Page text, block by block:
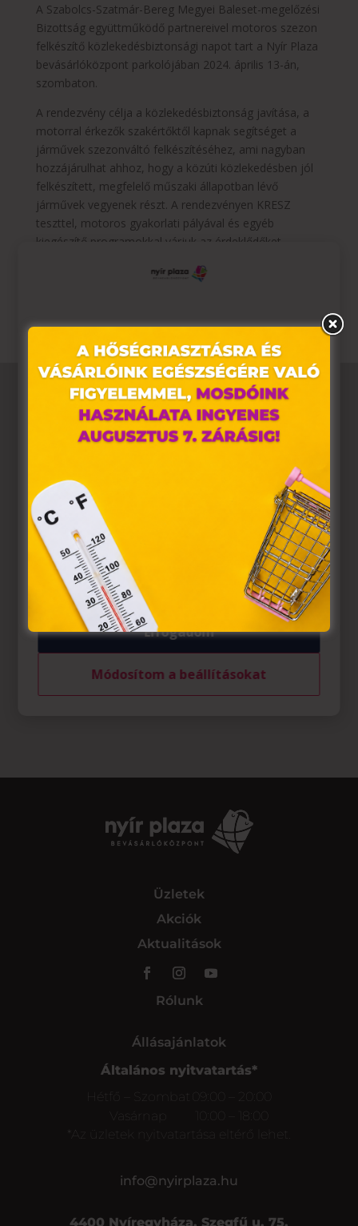
A Szabolcs-Szatmár-Bereg Megyei Baleset-megelőzési
Bizottság együttműködő partnereivel motoros szezon
felkészítő közlekedésbiztonsági napot tart a Nyír Plaza
bevásárlóközpont parkolójában 2024. április 13-án,
szombaton.
A rendezvény célja a közlekedésbiztonság javítása, a
motorral érkezők szakértőktől kapnak segítséget a
járművek szezonváltó felkészítéséhez, ami nagyban
hozzájárulhat ahhoz, hogy a közúti közlekedésben jól
felkészített, megfelelő műszaki állapotban lévő
járművek vegyenek részt. A rendezvényen KRESZ
teszttel, motoros gyakorlati pályával és egyéb
kiegészítő programokkal várjuk az érdeklődőket.
A rendezvényen résztvevők számára a rendezvény
Üzletek
Akciók
Aktualitások
Rólunk
Állásajánlatok
Általános nyitvatartás*
Hétfő – Szombat
09:00 – 20:00
Vasárnap
*Az üzletek nyitvatartása eltérő lehet.
info@nyirplaza.hu
4400 Nyíregyháza, Szegfű u. 75.
Ez az oldal sütiket használ
Weboldalunkon „cookie"-kat (továbbiakban „süti")
alkalmazunk. Ezek olyan fájlok, melyek információt
tárolnak webes böngészőjében. Ehhez az Ön
hozzájárulása szükséges.
A „sütiket" az elektronikus hírközlésről szóló 2003. évi C.
törvény, az elektronikus kereskedelmi szolgáltatások, az
információs társadalommal összefüggő szolgáltatások
egyes kérdéseiről szóló 2001. évi CVIII. törvény, valamint
az Európai Unió előírásainak megfelelően használjuk.
Azon weblapoknak, melyek az Európai Unió országain
belül működnek, a „sütik" használatához, és ezeknek a
felhasználó számítógépén vagy egyéb eszközén történő
tárolásához a felhasználók hozzájárulását kell kérniük.
Elfogadom
Módosítom a beállításokat